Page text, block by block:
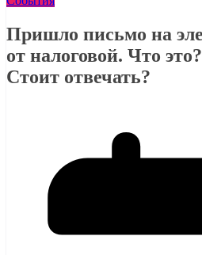
Пришло письмо на
от налоговой. Что
Стоит отвечать?